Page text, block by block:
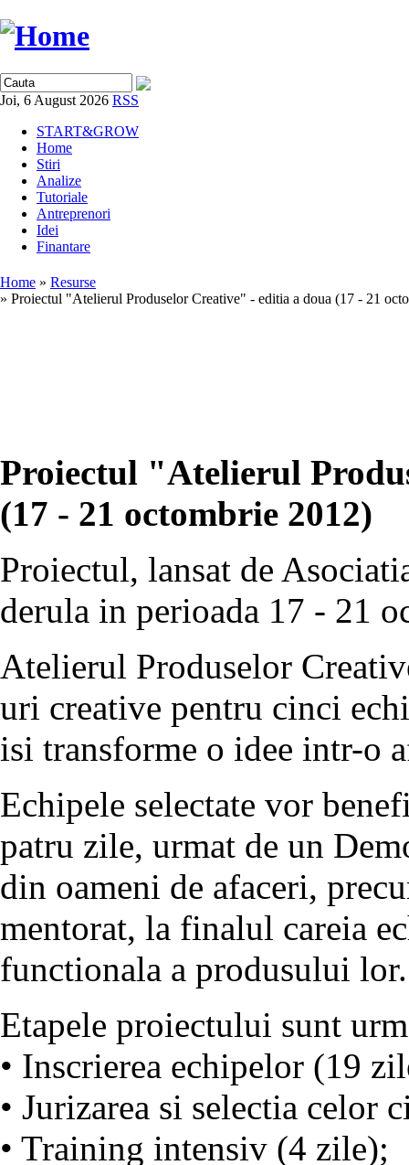
Joi, 6 August 2026 RSS
START&GROW
Home
Stiri
Analize
Tutoriale
Antreprenori
Idei
Finantare
Home » Resurse
» Proiectul "Atelierul Produselor Creative" - editia a doua (17 - 21
Proiectul "Atelierul
(17 - 21 octombrie 2012)
Proiectul, lansat de
derula in perioada 17 - 21
Atelierul Produselor
uri creative pentru cinci
isi transforme o idee intr-o
Echipele selectate vor
patru zile, urmat de un
din oameni de afaceri,
mentorat, la finalul careia
functionala a produsului lor.
Etapele proiectului sunt
• Inscrierea echipelor (19
• Jurizarea si selectia celor
• Training intensiv (4 zile);